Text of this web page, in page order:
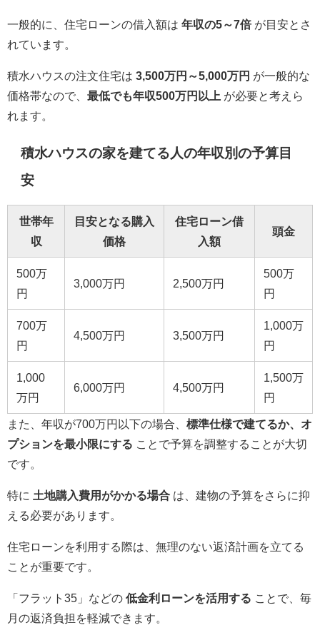
一般的に、住宅ローンの借入額は 年収の5～7倍が目安とさ
れています。
積水ハウスの注文住宅は 3,500万円～5,000万円 が一般的な
価格帯なので、 最低でも年収500万円以上 が必要と考えら
れます。
積水ハウスの家を建てる人の年収別の予算目
安
世帯年
収
目安となる購入
価格
住宅ローン借
入額
頭金
500万
円
3,000万円 2,500万円
500万
円
700万
円
4,500万円 3,500万円
1,000万
円
1,000
万円
6,000万円 4,500万円
1,500万
円
また、年収が700万円以下の場合、 標準仕様で建てるか、オ
プションを最小限にする ことで予算を調整することが大切
です。
特に 土地購入費用がかかる場合 は、建物の予算をさらに抑
える必要があります。
住宅ローンを利用する際は、無理のない返済計画を立てる
ことが重要です。
「フラット35」などの 低金利ローンを活用する ことで、毎
月の返済負担を軽減できます。